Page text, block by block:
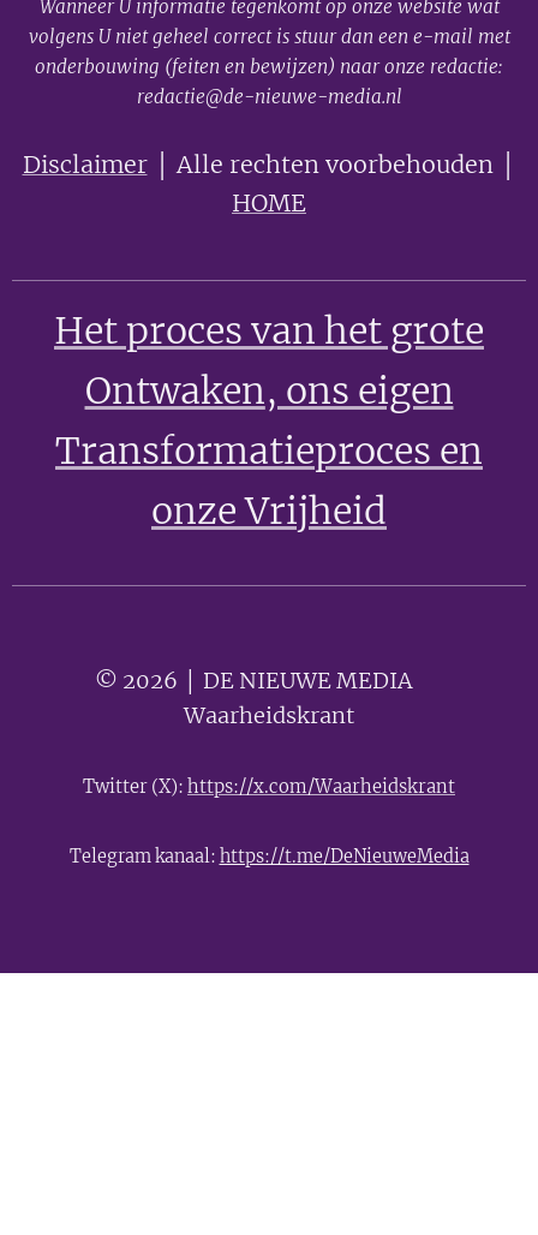
Wanneer U informatie tegenkomt op onze website wat
volgens U niet geheel correct is stuur dan een e-mail met
onderbouwing (feiten en bewijzen) naar onze redactie:
redactie@de-nieuwe-media.nl
Disclaimer│ Alle rechten voorbehouden │
HOME
Het proces van het grote
Ontwaken, ons eigen
Transformatieproces en
onze Vrijheid
© 2026 │ DE NIEUWE MEDIA 🟣
Waarheidskrant
Twitter (X): https://x.com/Waarheidskrant
Telegram kanaal: https://t.me/DeNieuweMedia